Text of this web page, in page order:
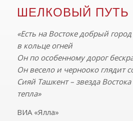
ШЕЛКОВЫЙ ПУТЬ
«Есть на Востоке добрый
в кольце огней
Он по особенному дорог
Он весело и чернооко глядит
Сияй Ташкент – звезда
тепла»
ВИА «Ялла»